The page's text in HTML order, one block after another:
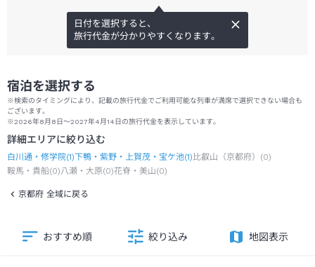
日付を選択すると、
旅行代金が分かりやすくなります。
宿泊を選択する
※検索のタイミングにより、記載の旅行代金でご利用可能な列車が満席で選択できない場合も
ございます。
※2026年8月8日～2027年4月14日の旅行代金を表示しています。
詳細エリアに絞り込む
白川通・修学院(1)下鴨・紫野・上賀茂・宝ケ池(1) 比叡山（京都府） (0)
鞍馬・貴船(0) 八瀬・大原(0)花脊・美山(0)
京都府 全域に戻る
おすすめ順 絞り込み 地図表示